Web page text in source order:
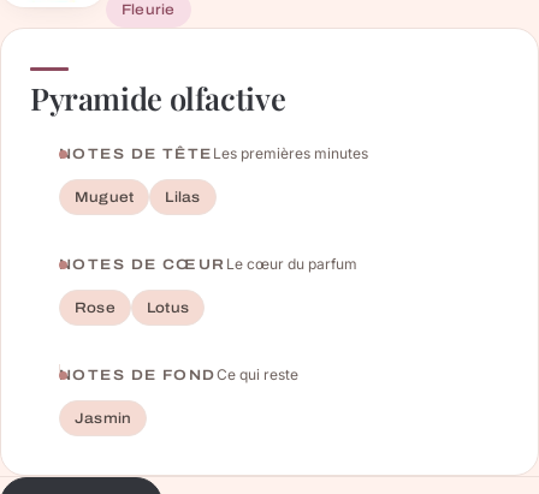
Fleurie
Pyramide olfactive
NOTES DE TÊTE Les premières minutes
Muguet Lilas
NOTES DE CŒUR Le cœur du parfum
Rose Lotus
NOTES DE FONDCe qui reste
Jasmin